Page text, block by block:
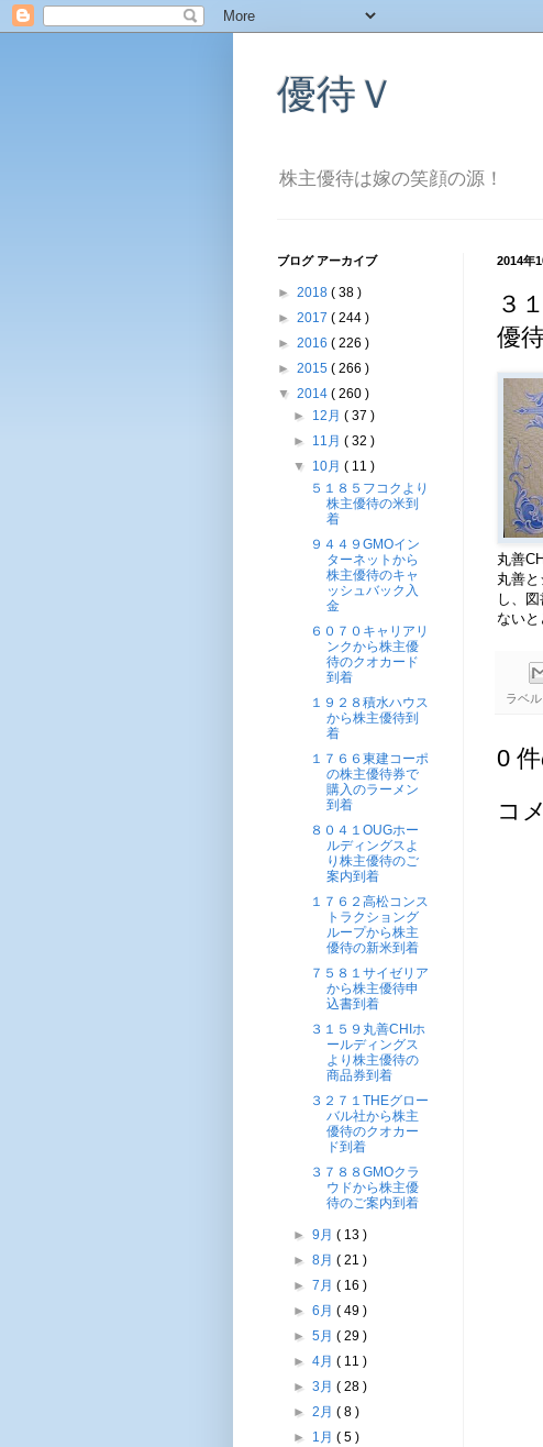
優待Ｖ
株主優待は嫁の笑顔の源！
2014年
３
優
丸善
丸善
し、
ないと
ラベル:
0
コ
ブログ アーカイブ
► 2018 ( 38 )
► 2017 ( 244 )
► 2016 ( 226 )
► 2015 ( 266 )
▼ 2014 ( 260 )
► 12月( 37 )
► 11月( 32 )
▼ 10月( 11 )
５１８５フコクより
株主優待の米到
着
９４４９GMOイン
ターネットから
株主優待のキャ
ッシュバック入
金
６０７０キャリアリ
ンクから株主優
待のクオカード
到着
１９２８積水ハウス
から株主優待到
着
１７６６東建コーポ
の株主優待券で
購入のラーメン
到着
８０４１OUGホー
ルディングスよ
り株主優待のご
案内到着
１７６２高松コンス
トラクショング
ループから株主
優待の新米到着
７５８１サイゼリア
から株主優待申
込書到着
３１５９丸善CHIホ
ールディングス
より株主優待の
商品券到着
３２７１THEグロー
バル社から株主
優待のクオカー
ド到着
３７８８GMOクラ
ウドから株主優
待のご案内到着
►9月( 13 )
►8月( 21 )
►7月( 16 )
►6月( 49 )
►5月( 29 )
►4月( 11 )
►3月( 28 )
►2月( 8 )
► 1月( 5 )